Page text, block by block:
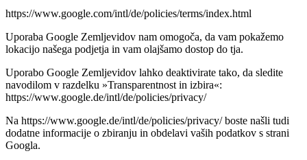
https://www.google.com/intl/de/policies/terms/index.html
Uporaba Google Zemljevidov nam omogoča, da vam pokažemo
lokacijo našega podjetja in vam olajšamo dostop do tja.
Uporabo Google Zemljevidov lahko deaktivirate tako, da sledite
navodilom v razdelku »Transparentnost in izbira«:
https://www.google.de/intl/de/policies/privacy/
Na https://www.google.de/intl/de/policies/privacy/ boste našli tudi
dodatne informacije o zbiranju in obdelavi vaših podatkov s strani
Googla.